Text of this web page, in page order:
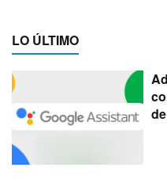
LO ÚLTIMO